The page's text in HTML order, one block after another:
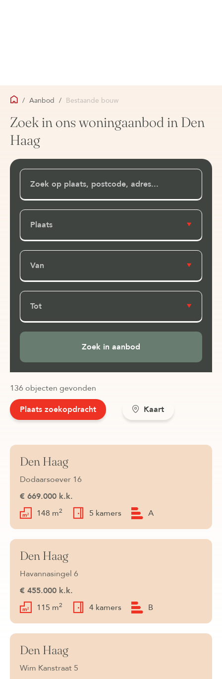
/ Aanbod / Bestaande bouw
Zoek in ons woningaanbod in Den
Haag
Plaats
Van
Tot
136 objecten gevonden
Plaats zoekopdracht
Kaart
Verkocht
Den Haag
Dodaarsoever 16
€ 669.000 k.k.
148 m2 5 kamers A
Verkocht
Den Haag
Havannasingel 6
€ 455.000 k.k.
115 m2 4 kamers B
Verkocht
Den Haag
Wim Kanstraat 5